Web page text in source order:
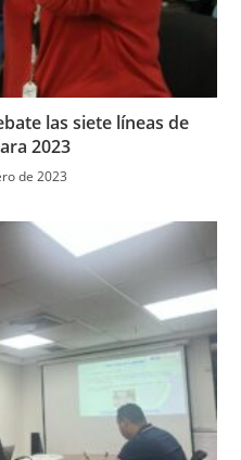
las siete líneas de
2023
de 2023